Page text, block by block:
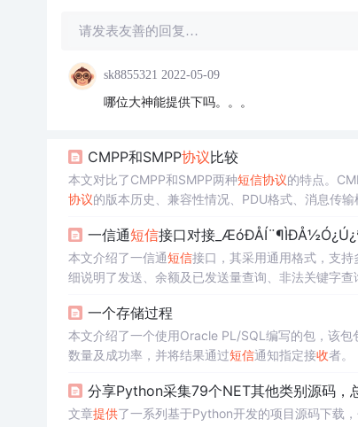
请发表友善的回复…
sk8855321 2022-05-09
哪位大神能提供下吗。。。
CMPP和SMPP协议比较
本文对比了CMPP和SMPP两种短信协议的特点。
协议的版本历史、兼容性情况、PDU格式、消息传输
一信通短信接口对接
本文介绍了一信通短信接口，其采用通用格式，支
细说明了发送、余额及已发送量查询、非法关键字
一个存储过程
本文介绍了一个使用Oracle PL/SQL编写的包，该
数量及成功率，并将结果通过短信通知指定接收者。
分享Python采集79个NET其他类别源码，
文章提供了一系列基于Python开发的项目源码下载